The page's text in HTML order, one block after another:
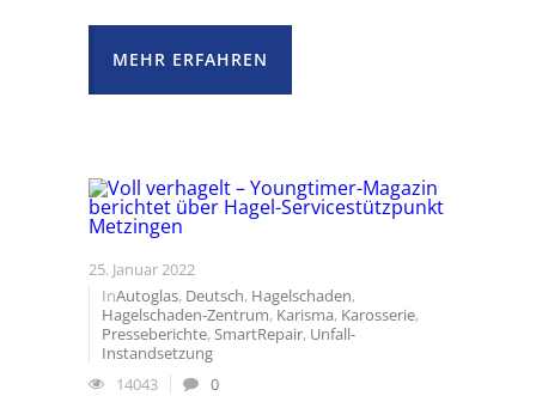
MEHR ERFAHREN
25. Januar 2022
InAutoglas, Deutsch, Hagelschaden,
Hagelschaden-Zentrum, Karisma, Karosserie,
Presseberichte,SmartRepair, Unfall-
Instandsetzung
14043
0